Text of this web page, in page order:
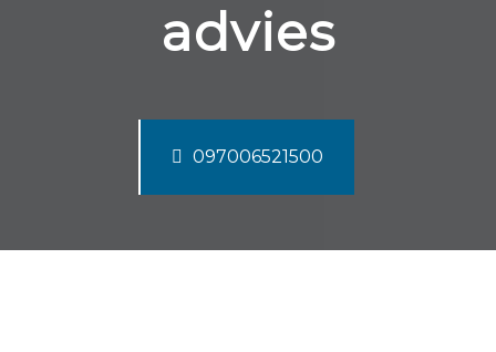
advies
097006521500